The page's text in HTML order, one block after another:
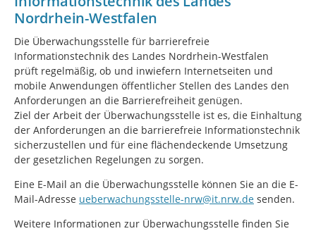
Nordrhein-Westfalen
Die Überwachungsstelle für barrierefreie
Informationstechnik des Landes Nordrhein-Westfalen
prüft regelmäßig, ob und inwiefern Internetseiten und
mobile Anwendungen öffentlicher Stellen des Landes den
Anforderungen an die Barrierefreiheit genügen.
Ziel der Arbeit der Überwachungsstelle ist es, die Einhaltung
der Anforderungen an die barrierefreie Informationstechnik
sicherzustellen und für eine flächendeckende Umsetzung
der gesetzlichen Regelungen zu sorgen.
Eine E-Mail an die Überwachungsstelle können Sie an die E-
Mail-Adresse ueberwachungsstelle-nrw@it.nrw.de senden.
Weitere Informationen zur Überwachungsstelle finden Sie